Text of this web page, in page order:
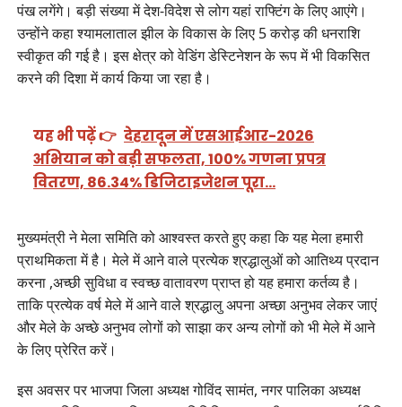
पंख लगेंगे। बड़ी संख्या में देश-विदेश से लोग यहां राफ्टिंग के लिए आएंगे।
उन्होंने कहा श्यामलाताल झील के विकास के लिए 5 करोड़ की धनराशि
स्वीकृत की गई है। इस क्षेत्र को वेडिंग डेस्टिनेशन के रूप में भी विकसित
करने की दिशा में कार्य किया जा रहा है।
यह भी पढ़ें 👉 देहरादून में एसआईआर-2026
अभियान को बड़ी सफलता, 100% गणना प्रपत्र
वितरण, 86.34% डिजिटाइजेशन पूरा…
मुख्यमंत्री ने मेला समिति को आश्वस्त करते हुए कहा कि यह मेला हमारी
प्राथमिकता में है। मेले में आने वाले प्रत्येक श्रद्धालुओं को आतिथ्य प्रदान
करना ,अच्छी सुविधा व स्वच्छ वातावरण प्राप्त हो यह हमारा कर्तव्य है।
ताकि प्रत्येक वर्ष मेले में आने वाले श्रद्धालु अपना अच्छा अनुभव लेकर जाएं
और मेले के अच्छे अनुभव लोगों को साझा कर अन्य लोगों को भी मेले में आने
के लिए प्रेरित करें।
इस अवसर पर भाजपा जिला अध्यक्ष गोविंद सामंत, नगर पालिका अध्यक्ष